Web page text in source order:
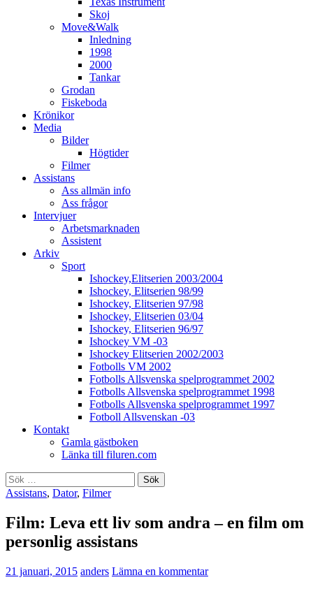
Skoj
Move&Walk
Inledning
1998
2000
Tankar
Grodan
Fiskeboda
Krönikor
Media
Bilder
Högtider
Filmer
Assistans
Ass allmän info
Ass frågor
Intervjuer
Arbetsmarknaden
Assistent
Arkiv
Sport
Ishockey,Elitserien 2003/2004
Ishockey, Elitserien 98/99
Ishockey, Elitserien 97/98
Ishockey, Elitserien 03/04
Ishockey, Elitserien 96/97
Ishockey VM -03
Ishockey Elitserien 2002/2003
Fotbolls VM 2002
Fotbolls Allsvenska spelprogrammet 2002
Fotbolls Allsvenska spelprogrammet 1998
Fotbolls Allsvenska spelprogrammet 1997
Fotboll Allsvenskan -03
Kontakt
Gamla gästboken
Länka till filuren.com
Sök
efter:
Assistans, Dator, Filmer
Film: Leva ett liv som andra – en film om
personlig assistans
21 januari, 2015 anders Lämna en kommentar